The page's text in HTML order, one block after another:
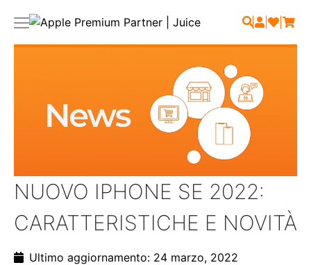
| | |
NUOVO IPHONE SE 2022:
CARATTERISTICHE E NOVITÀ
Ultimo aggiornamento: 24 marzo, 2022